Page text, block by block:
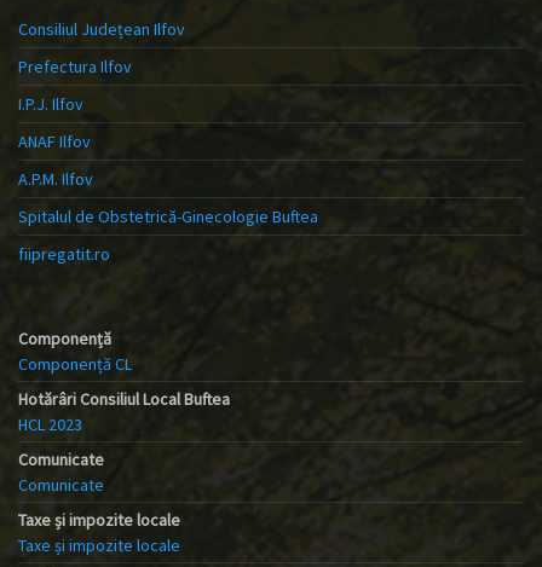
Consiliul Județean Ilfov
Prefectura Ilfov
I.P.J. Ilfov
ANAF Ilfov
A.P.M. Ilfov
Spitalul de Obstetrică-Ginecologie Buftea
fiipregatit.ro
Componență
Componență CL
Hotărâri Consiliul Local Buftea
HCL 2023
Comunicate
Comunicate
Taxe și impozite locale
Taxe și impozite locale